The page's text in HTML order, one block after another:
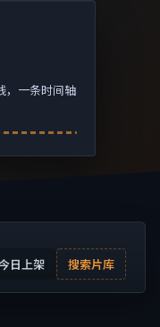
，一条时间轴
日上架 搜索片库